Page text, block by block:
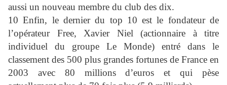
aussi un nouveau membre du club des dix.
10 Enfin, le dernier du top 10 est le fondateur de
l’opérateur Free, Xavier Niel (actionnaire à titre
individuel du groupe Le Monde) entré dans le
classement des 500 plus grandes fortunes de France en
2003 avec 80 millions d’euros et qui pèse